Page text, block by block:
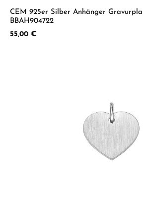
CEM 925er Silber Anhänger
BBAH904722
Regulärer Preis:
55,00 €